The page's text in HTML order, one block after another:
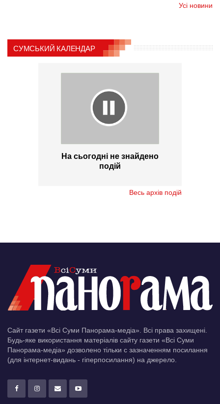
Усі новини
СУМСЬКИЙ КАЛЕНДАР
На сьогодні не знайдено
подій
Весь архів подій
Сайт газети «Всі Суми Панорама-медіа». Всі права захищені.
Будь-яке використання матеріалів сайту газети «Всі Суми
Панорама-медіа» дозволено тільки c зазначенням посилання
(для інтернет-видань - гіперпосилання) на джерело.